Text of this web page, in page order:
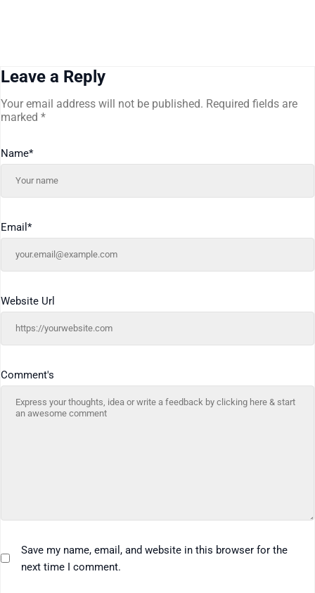
Leave a Reply
Your email address will not be published. Required fields are
marked *
Comment's
Name*
Email *
Website Url
Save my name, email, and website in this browser for the
next time I comment.